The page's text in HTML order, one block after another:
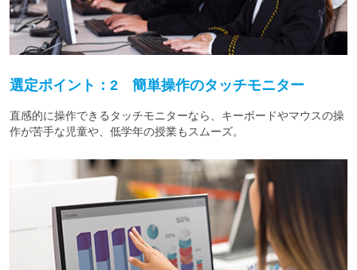
選定ポイント：2 簡単操作のタッチモニター
直感的に操作できるタッチモニターなら、キーボードやマウスの操
作が苦手な児童や、低学年の授業もスムーズ。